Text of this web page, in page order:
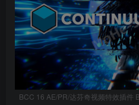
BCC 16 AE/PR/达芬奇视频特效插